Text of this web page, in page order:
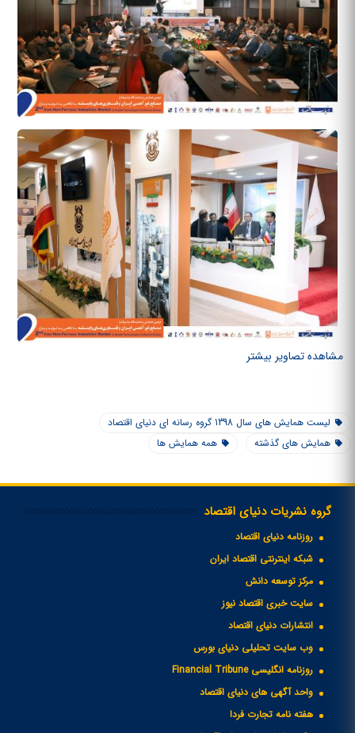
مشاهده تصاویر بیشتر
لیست همایش های سال 1398 گروه رسانه ای دنیای اقتصاد
همایش های گذشته
همه همایش ها
گروه نشریات دنیای اقتصاد
روزنامه دنیای اقتصاد
شبکه اینترنتی اقتصاد ایران
مرکز توسعه دانش
سایت خبری اقتصاد نیوز
انتشارات دنیای اقتصاد
وب سایت تحلیلی دنیای بورس
روزنامه انگلیسی Financial Tribune
واحد آگهی های دنیای اقتصاد
هفته نامه تجارت فردا